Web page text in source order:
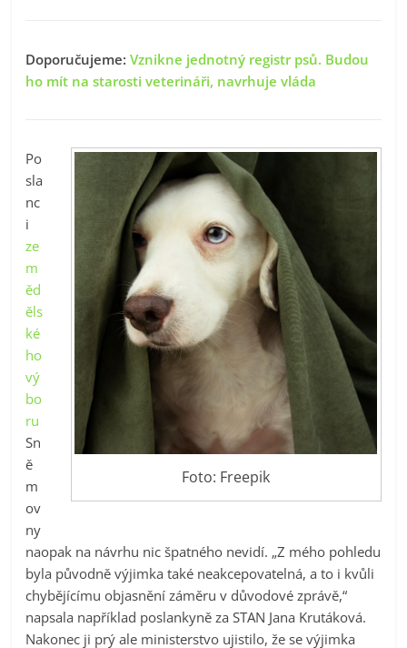
Doporučujeme:Vznikne jednotný registr psů. Budou
ho mít na starosti veterináři, navrhuje vláda
Foto: Freepik
Po
sla
nc
i
ze
m
ěd
ěls
ké
ho
vý
bo
ru
Sn
ě
m
ov
ny
naopak na návrhu nic špatného nevidí. „Z mého pohledu
byla původně výjimka také neakcepovatelná, a to i kvůli
chybějícímu objasnění záměru v důvodové zprávě,“
napsala například poslankyně za STAN Jana Krutáková.
Nakonec ji prý ale ministerstvo ujistilo, že se výjimka